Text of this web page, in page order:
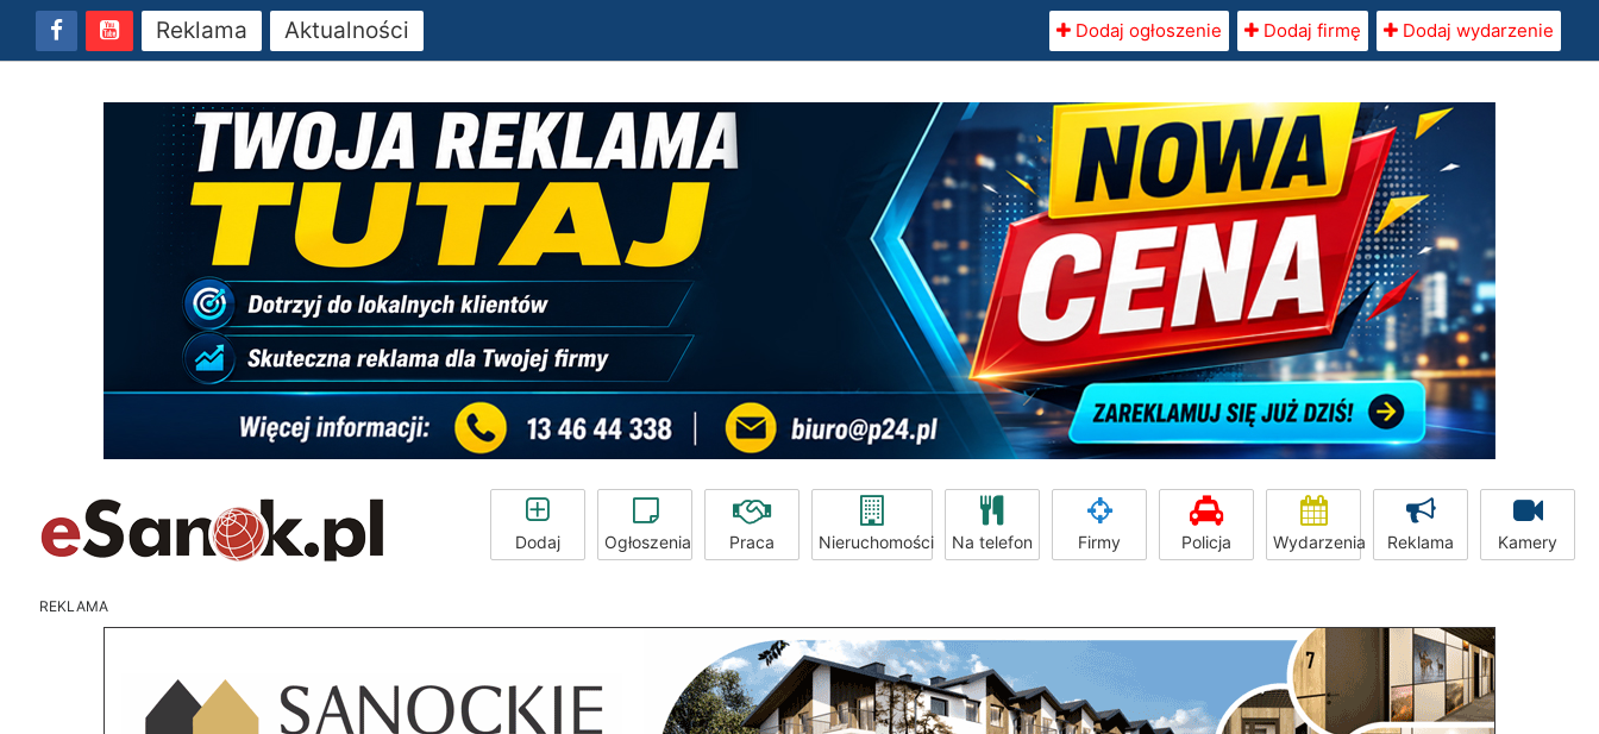
Reklama Aktualności Dodaj ogłoszenie Dodaj firmę Dodaj wydarzenie
Dodaj Ogłoszenia Praca Nieruchomości Na telefon Firmy Policja Wydarzenia Reklama Kamery
REKLAMA